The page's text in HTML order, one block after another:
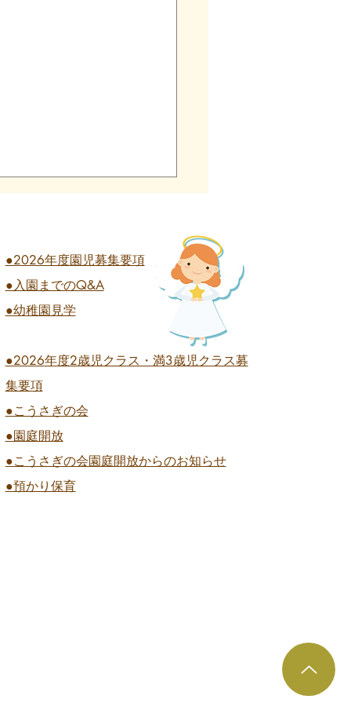
式 全学年
●2026年度園児募集要項
●入園までのQ&A
●幼稚園見学
●2026年度2歳児クラス・満3歳児クラス募
集要項
●こうさぎの会
●園庭開放
●こうさぎの会園庭開放からのお知らせ
●預かり保育